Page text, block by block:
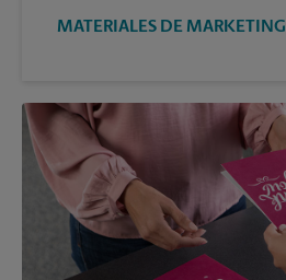
MATERIALES DE MARKETING